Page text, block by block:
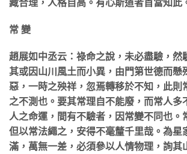
常 變
趙展如中丞云：祿命之說，未必盡驗，然
其或因山川風土而小異，由門第世德而懸
惡，一時之殃祥，忽焉轉移於不知，此則
之不測也。要其常理自不能廢，而常人多
人之命運，間有不驗者，因常變不同也。
但以常法繩之，安得不毫釐千里哉。為星
滿，萬無一差，必須參以人情物理，詢其